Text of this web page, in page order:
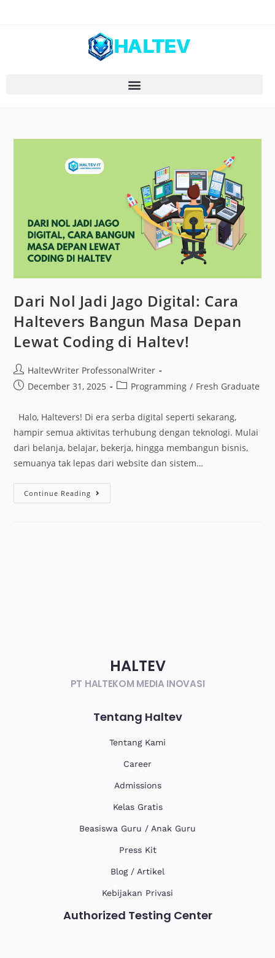
Dari Nol Jadi Jago Digital: Cara
Haltevers Bangun Masa Depan
Lewat Coding di Haltev!
HaltevWriter ProfessonalWriter
December 31, 2025
Programming / Fresh Graduate
Halo, Haltevers! Di era serba digital seperti sekarang,
hampir semua aktivitas terhubung dengan teknologi. Mulai
dari belanja, belajar, bekerja, hingga membangun bisnis,
semuanya tak lepas dari website dan sistem…
Continue Reading
HALTEV​
PT HALTEKOM MEDIA INOVASI
Tentang Haltev
Tentang Kami
Career
Admissions
Kelas Gratis
Beasiswa Guru / Anak Guru
Press Kit
Blog / Artikel
Kebijakan Privasi
Authorized Testing Center